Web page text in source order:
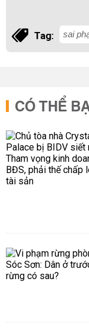
Tag: sai
CÓ THỂ